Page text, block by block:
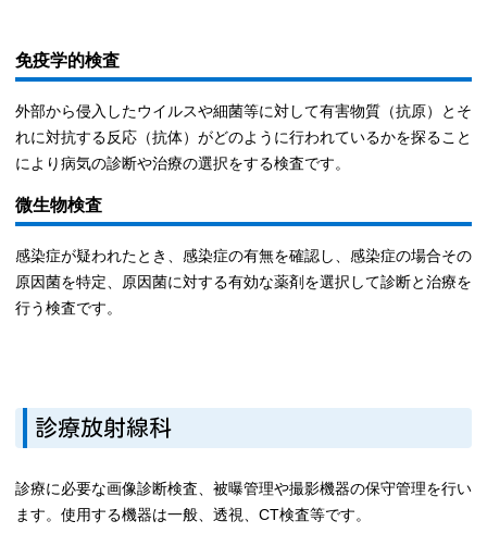
免疫学的検査
外部から侵入したウイルスや細菌等に対して有害物質（抗原）とそ
れに対抗する反応（抗体）がどのように行われているかを探ること
により病気の診断や治療の選択をする検査です。
微生物検査
感染症が疑われたとき、感染症の有無を確認し、感染症の場合その
原因菌を特定、原因菌に対する有効な薬剤を選択して診断と治療を
行う検査です。
診療放射線科
診療に必要な画像診断検査、被曝管理や撮影機器の保守管理を行い
ます。使用する機器は一般、透視、CT検査等です。